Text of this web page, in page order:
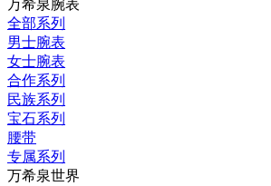
万希泉腕表
全部系列
男士腕表
女士腕表
合作系列
民族系列
宝石系列
腰带
专属系列
万希泉世界